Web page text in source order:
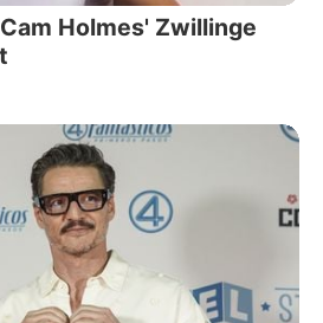
Holmes' Zwillinge